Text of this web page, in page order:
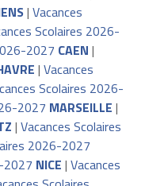
| Vacances
Scolaires 2026-
2027 CAEN |
| Vacances
Scolaires 2026-
2027 MARSEILLE |
| Vacances Scolaires
2026-2027
2027 NICE | Vacances